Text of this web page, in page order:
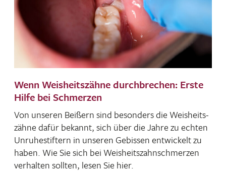
Wenn Weisheitszähne durchbrechen: Erste
Hilfe bei Schmerzen
Von unseren Beißern sind beson­ders die Weis­heits­
zähne dafür bekannt, sich über die Jahre zu echten
Unru­he­stif­tern in unseren Gebissen entwi­ckelt zu
haben. Wie Sie sich bei Weis­heits­zahn­schmerzen
verhalten sollten, lesen Sie hier.